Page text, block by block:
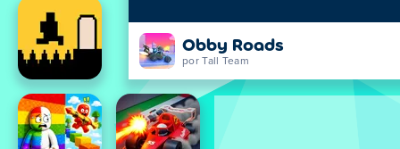
Obby Roads
por Tall Team